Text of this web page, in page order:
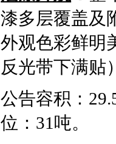
漆多层覆盖及
外观色彩鲜明
反光带下满贴
公告容积：
位： 31 吨。